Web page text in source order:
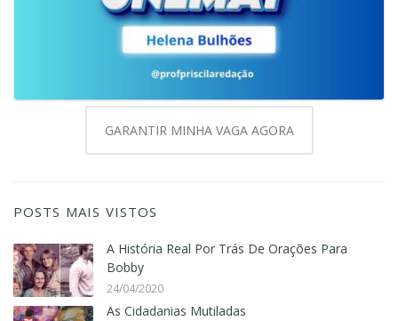
GARANTIR MINHA VAGA AGORA
POSTS MAIS VISTOS
A História Real Por Trás De Orações Para
Bobby
24/04/2020
As Cidadanias Mutiladas